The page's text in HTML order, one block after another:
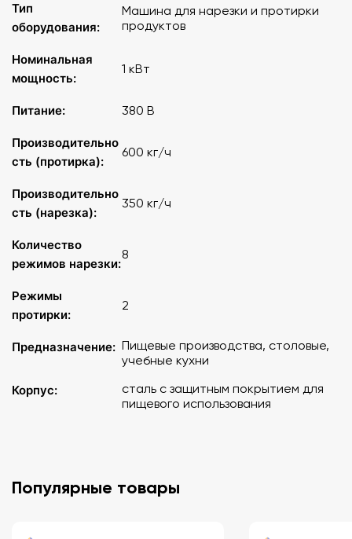
- 2 толкателя
Тип
оборудования:
Машина для нарезки и протирки
продуктов
Номинальная
мощность:
1 кВт
Питание: 380 В
Производительно
сть (протирка):
600 кг/ч
Производительно
сть (нарезка):
350 кг/ч
Количество
режимов нарезки:
8
Режимы
протирки:
2
Предназначение: Пищевые производства, столовые,
учебные кухни
Корпус:
сталь с защитным покрытием для
пищевого использования
Популярные товары